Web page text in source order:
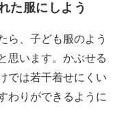
た服にしよう
ら、子ども服のよう
思います。かぶせる
では若干着せにくい
わりができるように